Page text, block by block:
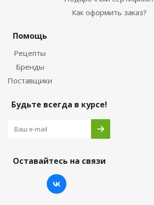
Как оформить заказ?
Помощь
Рецепты
Бренды
Поставщики
Будьте всегда в курсе!
Оставайтесь на связи